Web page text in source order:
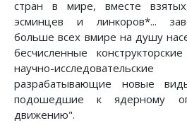
стран в мире, вместе
эсминцев и линкоров*...
больше всех вмире на душу
бесчисленные
научно-
разрабатывающие новые
подошедшие к ядерному
движению".